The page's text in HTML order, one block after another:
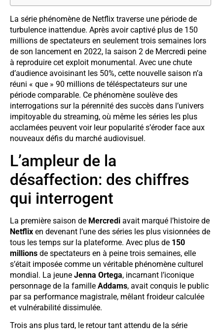
La série phénomène de Netflix traverse une période de
turbulence inattendue. Après avoir captivé plus de 150
millions de spectateurs en seulement trois semaines lors
de son lancement en 2022, la saison 2 de Mercredi peine
à reproduire cet exploit monumental. Avec une chute
d’audience avoisinant les 50%, cette nouvelle saison n’a
réuni « que » 90 millions de téléspectateurs sur une
période comparable. Ce phénomène soulève des
interrogations sur la pérennité des succès dans l’univers
impitoyable du streaming, où même les séries les plus
acclamées peuvent voir leur popularité s’éroder face aux
nouveaux défis du marché audiovisuel.
L’ampleur de la
désaffection: des chiffres
qui interrogent
La première saison de Mercredi avait marqué l’histoire de
Netflix en devenant l’une des séries les plus visionnées de
tous les temps sur la plateforme. Avec plus de 150
millions de spectateurs en à peine trois semaines, elle
s’était imposée comme un véritable phénomène culturel
mondial. La jeune Jenna Ortega, incarnant l’iconique
personnage de la famille Addams, avait conquis le public
par sa performance magistrale, mêlant froideur calculée
et vulnérabilité dissimulée.
Trois ans plus tard, le retour tant attendu de la série